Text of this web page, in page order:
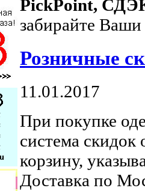
PickPoint,
забирайте Ваши
Розничные
11.01.2017
При покупке
система скидок
корзину,
Доставка по